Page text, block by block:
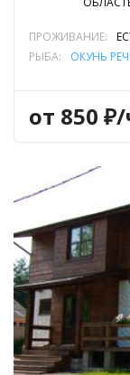
ПРОЖИВАНИЕ:
РЫБА:
ОКУНЬ
от 850